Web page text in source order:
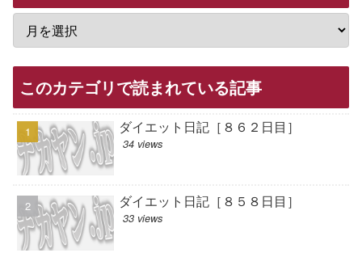
このカテゴリで読まれている記事
ダイエット日記［８６２日目］
34 views
ダイエット日記［８５８日目］
33 views